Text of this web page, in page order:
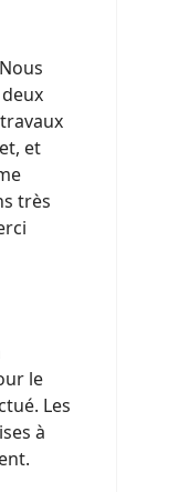
et
très
le
Les
à